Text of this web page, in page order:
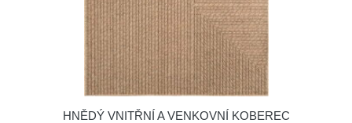
HNĚDÝ VNITŘNÍ A VENKOVNÍ KOBEREC